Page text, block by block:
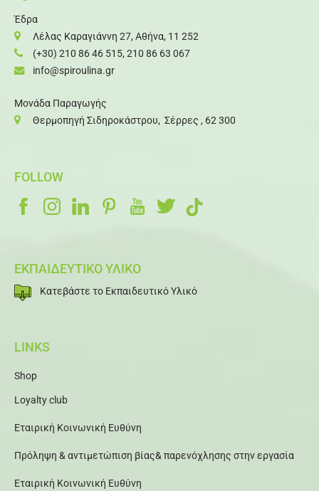
Έδρα
Λέλας Καραγιάννη 27, Αθήνα, 11 252
(+30) 210 86 46 515, 210 86 63 067
info@spiroulina.gr
Μονάδα Παραγωγής
Θερμοπηγή Σιδηροκάστρου, Σέρρες , 62 300
FOLLOW
ΕΚΠΑΙΔΕΥΤΙΚΟ ΥΛΙΚΟ
Κατεβάστε το Εκπαιδευτικό Υλικό
LINKS
Shop
Loyalty club
Εταιρική Κοινωνική Ευθύνη
Πρόληψη & αντιμετώπιση βίας& παρενόχλησης στην εργασία
Εταιρική Κοινωνική Ευθύνη